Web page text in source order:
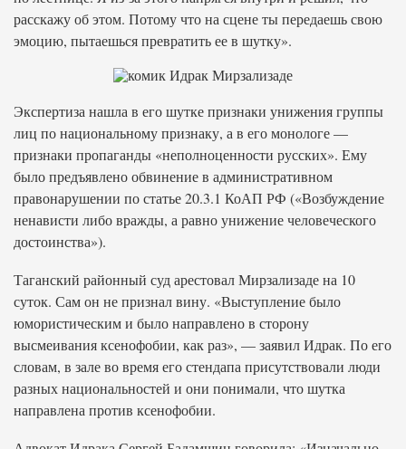
расскажу об этом. Потому что на сцене ты передаешь свою
эмоцию, пытаешься превратить ее в шутку».
Экспертиза нашла в его шутке признаки унижения группы
лиц по национальному признаку, а в его монологе —
признаки пропаганды «неполноценности русских». Ему
было предъявлено обвинение в административном
правонарушении по статье 20.3.1 КоАП РФ («Возбуждение
ненависти либо вражды, а равно унижение человеческого
достоинства»).
Таганский районный суд арестовал Мирзализаде на 10
суток. Сам он не признал вину. «Выступление было
юмористическим и было направлено в сторону
высмеивания ксенофобии, как раз», — заявил Идрак. По его
словам, в зале во время его стендапа присутствовали люди
разных национальностей и они понимали, что шутка
направлена против ксенофобии.